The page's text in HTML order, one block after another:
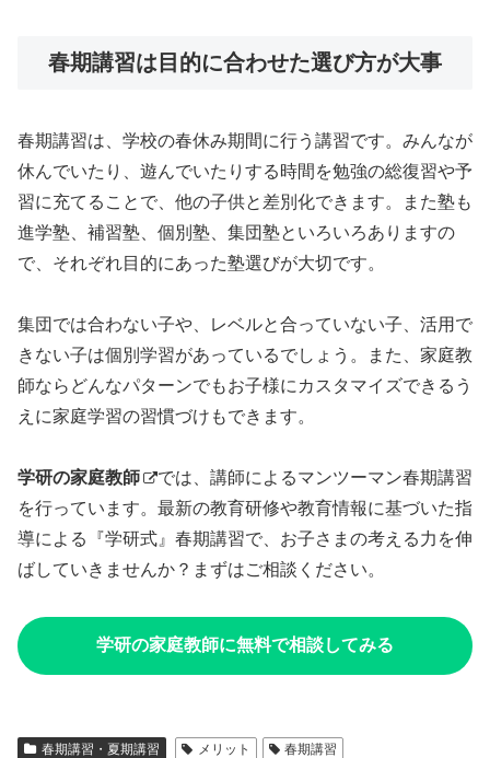
春期講習は目的に合わせた選び方が大事
春期講習は、学校の春休み期間に行う講習です。みんなが
休んでいたり、遊んでいたりする時間を勉強の総復習や予
習に充てることで、他の子供と差別化できます。また塾も
進学塾、補習塾、個別塾、集団塾といろいろありますの
で、それぞれ目的にあった塾選びが大切です。
集団では合わない子や、レベルと合っていない子、活用で
きない子は個別学習があっているでしょう。また、家庭教
師ならどんなパターンでもお子様にカスタマイズできるう
えに家庭学習の習慣づけもできます。
学研の家庭教師
では、講師によるマンツーマン春期講習
を行っています。最新の教育研修や教育情報に基づいた指
導による『学研式』春期講習で、お子さまの考える力を伸
ばしていきませんか？まずはご相談ください。
学研の家庭教師に無料で相談してみる
春期講習・夏期講習 メリット 春期講習